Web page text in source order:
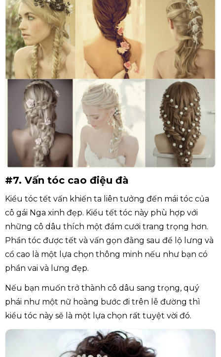
#7. Vấn tóc cao điệu đà
Kiểu tóc tết vấn khiến ta liên tưởng đến mái tóc của
cô gái Nga xinh đẹp. Kiểu tết tóc này phù hợp với
những cô dâu thích một đám cưới trang trọng hơn.
Phần tóc được tết và vấn gọn đằng sau để lộ lưng và
cổ cao là một lựa chọn thông minh nếu như bạn có
phần vai và lưng đẹp.
Nếu bạn muốn trở thành cô dâu sang trọng, quý
phái như một nữ hoàng bước đi trên lễ đường thì
kiểu tóc này sẽ là một lựa chọn rất tuyệt vời đó.